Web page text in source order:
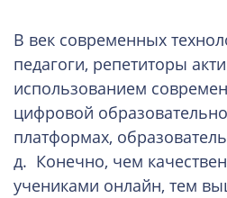
В век современных
педагоги, репетиторы
использованием
цифровой
платформах,
д. Конечно, чем
учениками онлайн, тем